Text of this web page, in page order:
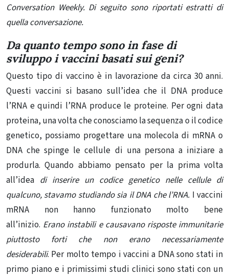
Conversation Weekly. Di seguito sono riportati estratti di
quella conversazione.
Da quanto tempo sono in fase di
sviluppo i vaccini basati sui geni?
Questo tipo di vaccino è in lavorazione da circa 30 anni.
Questi vaccini si basano sull’idea che il DNA produce
l’RNA e quindi l’RNA produce le proteine. Per ogni data
proteina, una volta che conosciamo la sequenza o il codice
genetico, possiamo progettare una molecola di mRNA o
DNA che spinge le cellule di una persona a iniziare a
produrla. Quando abbiamo pensato per la prima volta
all’idea di inserire un codice genetico nelle cellule di
qualcuno, stavamo studiando sia il DNA che l’RNA. I vaccini
mRNA non hanno funzionato molto bene
all’inizio. Erano instabili e causavano risposte immunitarie
piuttosto forti che non erano necessariamente
desiderabili. Per molto tempo i vaccini a DNA sono stati in
primo piano e i primissimi studi clinici sono stati con un